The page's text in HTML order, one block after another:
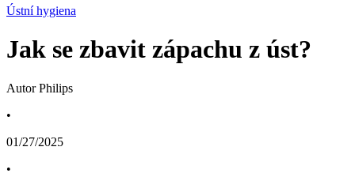
Ústní hygiena
Jak se zbavit zápachu z úst?
Autor Philips
•
01/27/2025
•